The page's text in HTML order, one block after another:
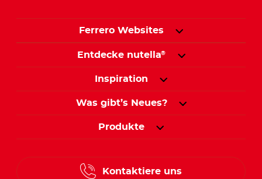
Ferrero Websites
Entdecke nutella®
Inspiration
Was gibt’s Neues?
Produkte
Kontaktiere uns